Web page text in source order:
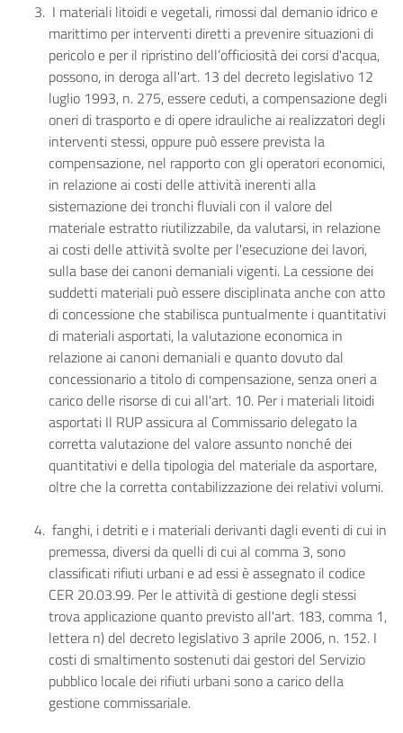
I materiali litoidi e vegetali, rimossi dal demanio idrico e
marittimo per interventi diretti a prevenire situazioni di
pericolo e per il ripristino dell’officiosità dei corsi d'acqua,
possono, in deroga all'art. 13 del decreto legislativo 12
luglio 1993, n. 275, essere ceduti, a compensazione degli
oneri di trasporto e di opere idrauliche ai realizzatori degli
interventi stessi, oppure può essere prevista la
compensazione, nel rapporto con gli operatori economici,
in relazione ai costi delle attività inerenti alla
sistemazione dei tronchi fluviali con il valore del
materiale estratto riutilizzabile, da valutarsi, in relazione
ai costi delle attività svolte per l'esecuzione dei lavori,
sulla base dei canoni demaniali vigenti. La cessione dei
suddetti materiali può essere disciplinata anche con atto
di concessione che stabilisca puntualmente i quantitativi
di materiali asportati, la valutazione economica in
relazione ai canoni demaniali e quanto dovuto dal
concessionario a titolo di compensazione, senza oneri a
carico delle risorse di cui all'art. 10. Per i materiali litoidi
asportati Il RUP assicura al Commissario delegato la
corretta valutazione del valore assunto nonché dei
quantitativi e della tipologia del materiale da asportare,
oltre che la corretta contabilizzazione dei relativi volumi.
fanghi, i detriti e i materiali derivanti dagli eventi di cui in
premessa, diversi da quelli di cui al comma 3, sono
classificati rifiuti urbani e ad essi è assegnato il codice
CER 20.03.99. Per le attività di gestione degli stessi
trova applicazione quanto previsto all'art. 183, comma 1,
lettera n) del decreto legislativo 3 aprile 2006, n. 152. I
costi di smaltimento sostenuti dai gestori del Servizio
pubblico locale dei rifiuti urbani sono a carico della
gestione commissariale.